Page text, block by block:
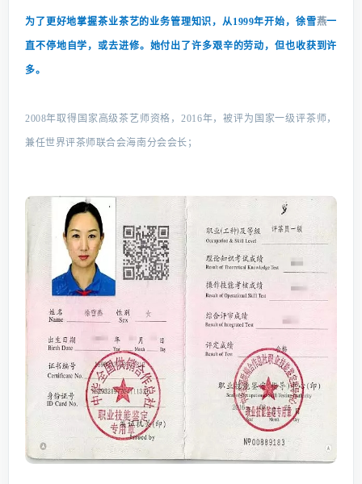
为了更好地掌握茶业茶艺的业务管理知识，从1999年开始，徐雪燕一
直不停地自学，或去进修。 她付出了许多艰辛的劳动，但也收获到许
多。
2008年取得国家高级茶艺师资格，2016年，被评为国家一级评茶师，
兼任世界评茶师联合会海南分会会长；